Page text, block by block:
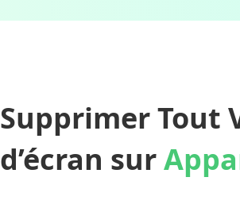
Supprimer Tout
d’écran sur